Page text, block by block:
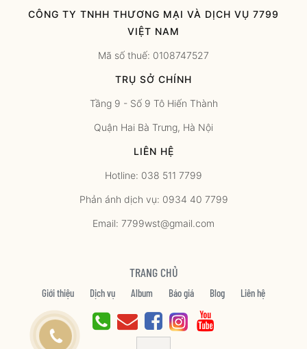
CÔNG TY TNHH THƯƠNG MẠI VÀ DỊCH VỤ 7799
VIỆT NAM
Mã số thuế: 0108747527
TRỤ SỞ CHÍNH
Tầng 9 - Số 9 Tô Hiến Thành
Quận Hai Bà Trưng, Hà Nội
LIÊN HỆ
Hotline: 038 511 7799
Phản ánh dịch vụ: 0934 40 7799
Email: 7799wst@gmail.com
TRANG CHỦ
Giới thiệu Dịch vụ Album Báo giá Blog Liên hệ